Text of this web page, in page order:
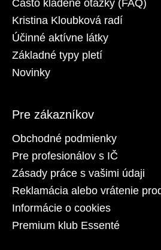
Často kladené otázky (FAQ)
Kristina Kloubková radí
Účinné aktívne látky
Základné typy pletí
Novinky
Pre zákazníkov
Obchodné podmienky
Pre profesionálov s IČ
Zásady práce s vašimi údaji
Reklamácia alebo vrátenie
Informácie o cookies
Premium klub Essenté